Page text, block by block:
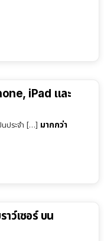
iPad และ
ประจำ […] มากกว่า
าว์เซอร์ บน